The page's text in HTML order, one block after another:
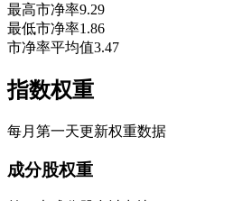
最高市净率9.29
最低市净率1.86
市净率平均值3.47
指数权重
每月第一天更新权重数据
成分股权重